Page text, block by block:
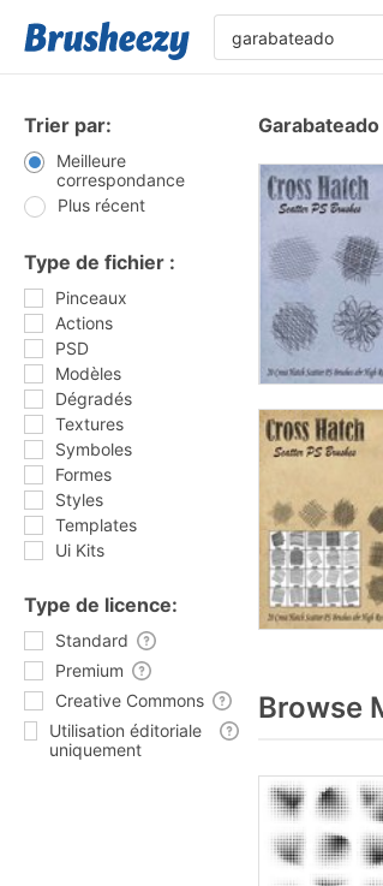
Trier par:
Meilleure
correspondance
Plus récent
Type de fichier :
Pinceaux
Actions
PSD
Modèles
Dégradés
Textures
Symboles
Formes
Styles
Templates
Ui Kits
Type de licence:
Standard
Premium
Creative Commons
Utilisation éditoriale
uniquement
Browse